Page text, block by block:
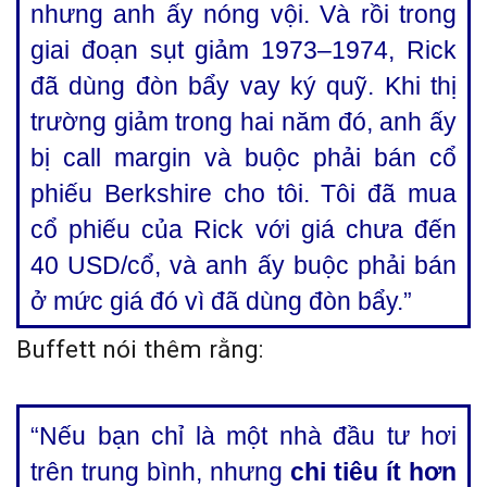
nhưng anh ấy nóng vội. Và rồi trong
giai đoạn sụt giảm 1973–1974, Rick
đã dùng đòn bẩy vay ký quỹ. Khi thị
trường giảm trong hai năm đó, anh ấy
bị call margin và buộc phải bán cổ
phiếu Berkshire cho tôi. Tôi đã mua
cổ phiếu của Rick với giá chưa đến
40 USD/cổ, và anh ấy buộc phải bán
ở mức giá đó vì đã dùng đòn bẩy.”
Buffett nói thêm rằng:
“Nếu bạn chỉ là một nhà đầu tư hơi
trên trung bình, nhưng chi tiêu ít hơn